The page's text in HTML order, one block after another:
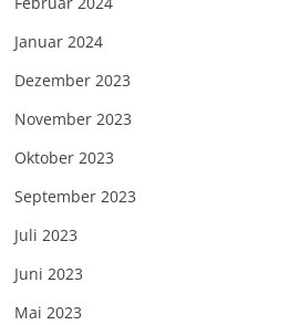
Januar 2024
Dezember 2023
November 2023
Oktober 2023
September 2023
Juli 2023
Juni 2023
Mai 2023